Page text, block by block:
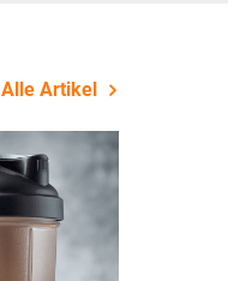
Alle Artikel